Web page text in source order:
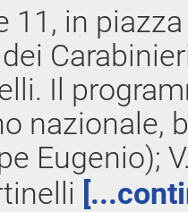
11, in
Il
nazionale,
Eugenio);